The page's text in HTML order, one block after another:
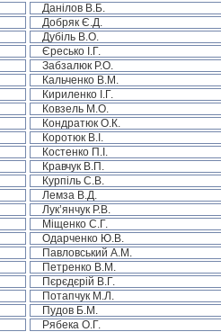
Данілов В.Б.
Добряк Є.Д.
Дубіль В.О.
Єресько І.Г.
Забзалюк Р.О.
Кальченко В.М.
Кириленко І.Г.
Ковзель М.О.
Кондратюк О.К.
Коротюк В.І.
Костенко П.І.
Кравчук В.П.
Курпіль С.В.
Лемза В.Д.
Лук’янчук Р.В.
Міщенко С.Г.
Одарченко Ю.В.
Павловський А.М.
Петренко В.М.
Пєрєдєрій В.Г.
Потапчук М.Л.
Пудов Б.М.
Рябека О.Г.